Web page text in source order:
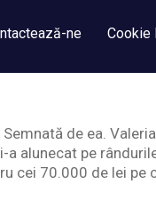
ne Cookie
de ea.
a alunecat pe
cei 70.000 de lei pe